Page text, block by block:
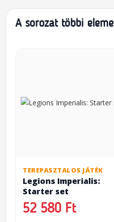
A sorozat többi eleme
TEREPASZTALOS JÁTÉK
Legions Imperialis:
Starter set
52 580 Ft